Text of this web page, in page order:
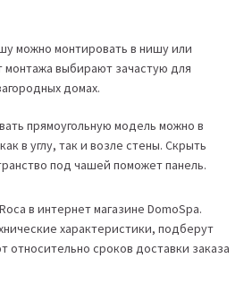
можно монтировать в нишу или
монтажа выбирают зачастую для
домах.
прямоугольную модель можно в
в углу, так и возле стены. Скрыть
под чашей поможет панель.
в интернет магазине DomoSpa.
характеристики, подберут
относительно сроков доставки заказа